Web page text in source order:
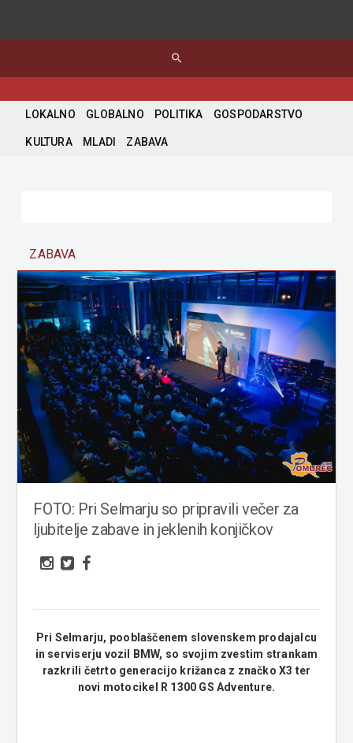
search
LOKALNO GLOBALNO POLITIKA GOSPODARSTVO
KULTURA MLADI ZABAVA
ZABAVA
FOTO: Pri Selmarju so pripravili večer za
ljubitelje zabave in jeklenih konjičkov
Pri Selmarju, pooblaščenem slovenskem prodajalcu
in serviserju vozil BMW, so svojim zvestim strankam
razkrili četrto generacijo križanca z značko X3 ter
novi motocikel R 1300 GS Adventure.